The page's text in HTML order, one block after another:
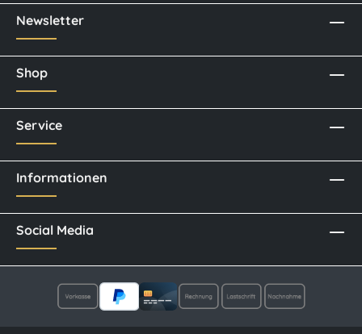
Newsletter
Social Media
Shop
Service
Informationen